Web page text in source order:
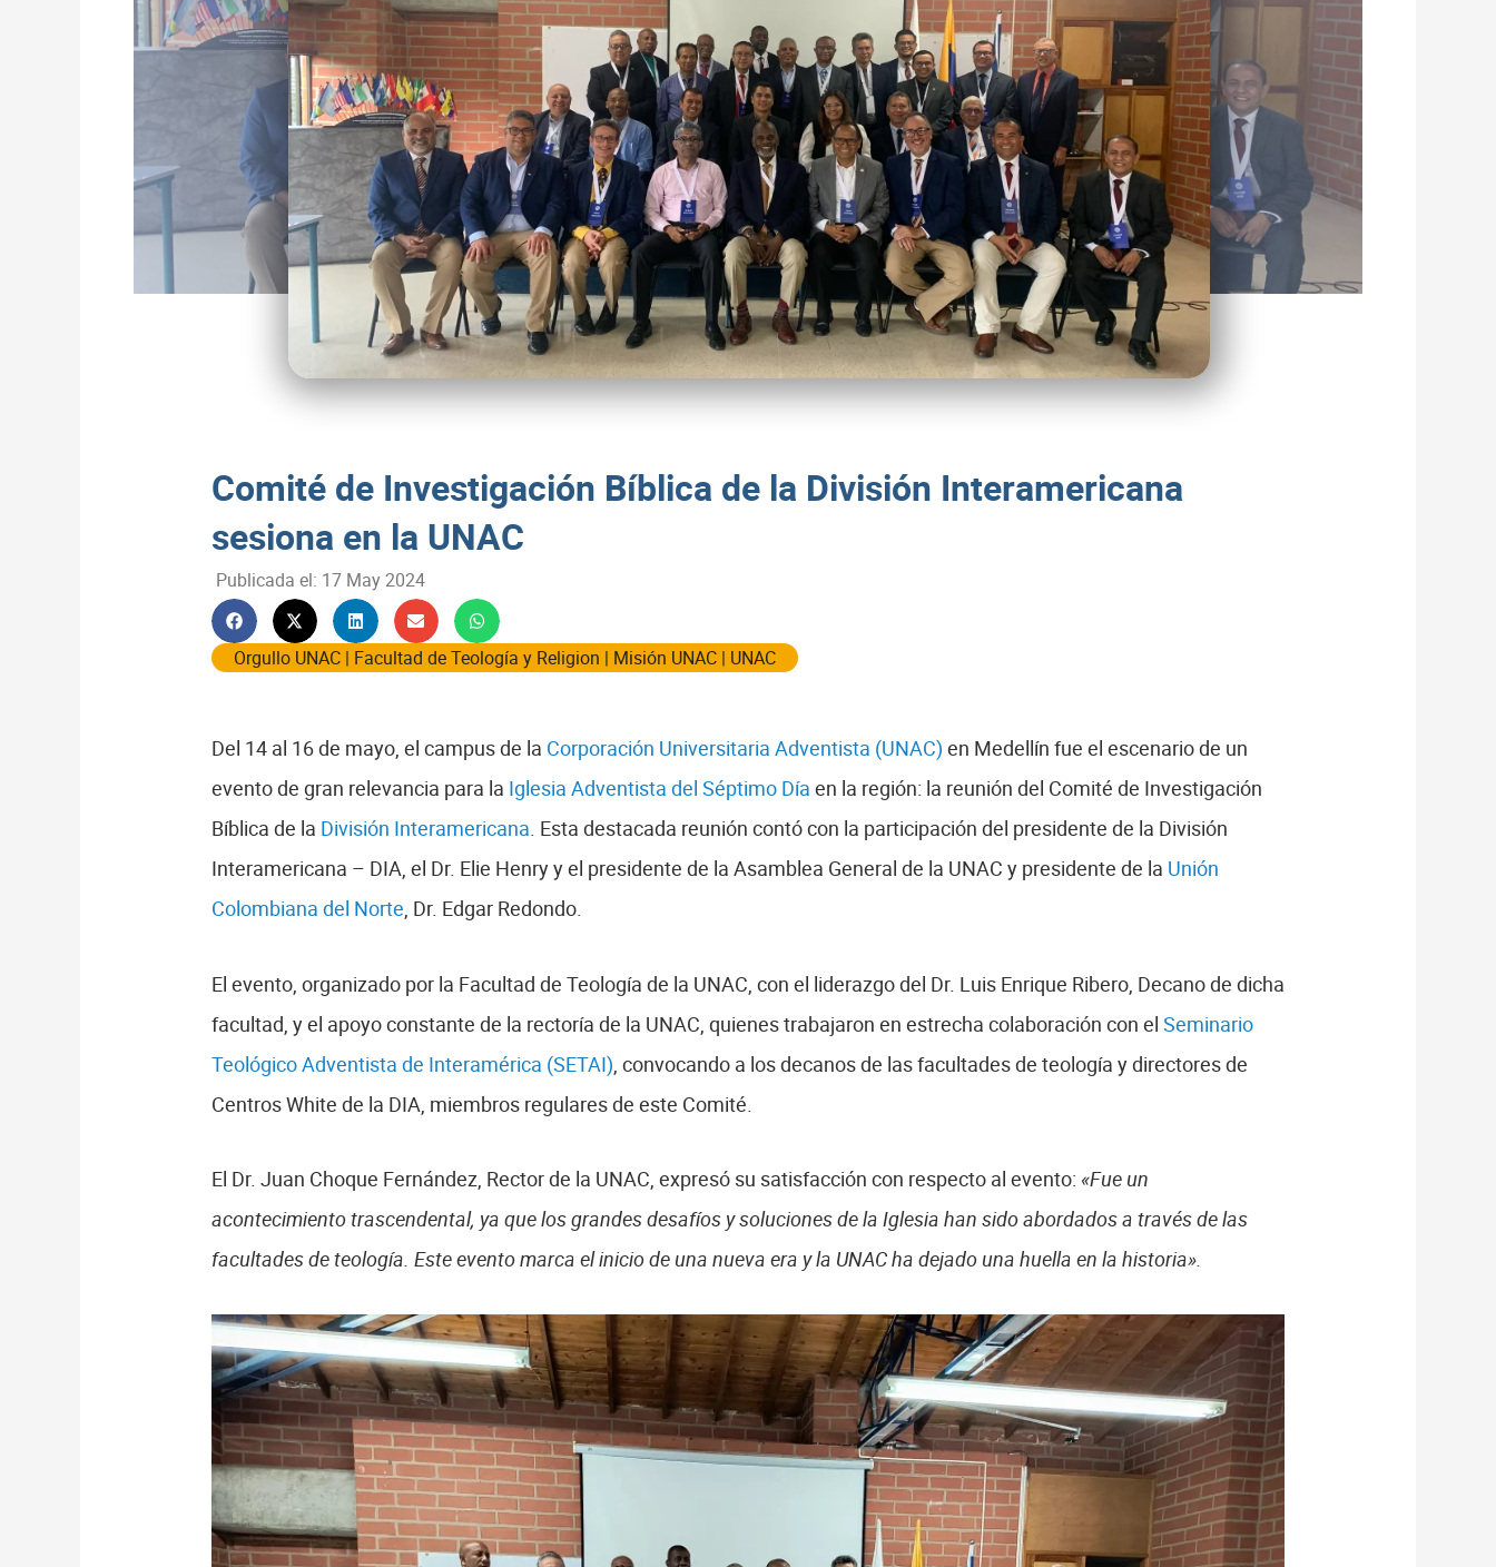
Comité de Investigación Bíblica de la División Interamericana
sesiona en la UNAC
Publicada el: 17 May 2024
Orgullo UNAC | Facultad de Teología y Religion | Misión UNAC | UNAC
Del 14 al 16 de mayo, el campus de la Corporación Universitaria Adventista (UNAC) en Medellín fue el escenario de un
evento de gran relevancia para la Iglesia Adventista del Séptimo Día en la región: la reunión del Comité de Investigación
Bíblica de la División Interamericana. Esta destacada reunión contó con la participación del presidente de la División
Interamericana – DIA, el Dr. Elie Henry y el presidente de la Asamblea General de la UNAC y presidente de la Unión
Colombiana del Norte, Dr. Edgar Redondo.
El evento, organizado por la Facultad de Teología de la UNAC, con el liderazgo del Dr. Luis Enrique Ribero, Decano de dicha
facultad, y el apoyo constante de la rectoría de la UNAC, quienes trabajaron en estrecha colaboración con el Seminario
Teológico Adventista de Interamérica (SETAI) , convocando a los decanos de las facultades de teología y directores de
Centros White de la DIA, miembros regulares de este Comité.
El Dr. Juan Choque Fernández, Rector de la UNAC, expresó su satisfacción con respecto al evento: «Fue un
acontecimiento trascendental, ya que los grandes desafíos y soluciones de la Iglesia han sido abordados a través de las
facultades de teología. Este evento marca el inicio de una nueva era y la UNAC ha dejado una huella en la historia».